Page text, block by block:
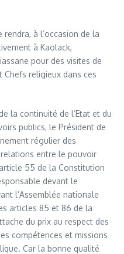
rendra, à l’occasion de la
à Kaolack,
pour des visites de
religieux dans ces
la continuité de l’Etat et du
publics, le Président de
régulier des
entre le pouvoir
55 de la Constitution
devant le
l’Assemblée nationale
articles 85 et 86 de la
du prix au respect des
compétences et missions
Car la bonne qualité